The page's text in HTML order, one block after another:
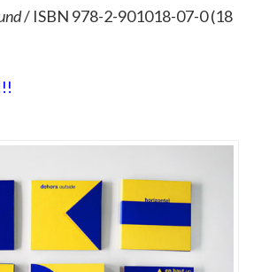
/ ISBN 978-2-901018-07-0 (18